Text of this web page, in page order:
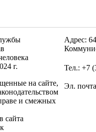
г.
на сайте,
и смежных
сайта
Адрес:
Тел.: +7
Эл.